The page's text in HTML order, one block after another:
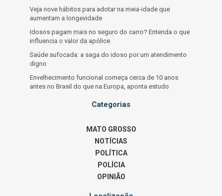
Veja nove hábitos para adotar na meia-idade que
aumentam a longevidade
Idosos pagam mais no seguro do carro? Entenda o que
influencia o valor da apólice
Saúde sufocada: a saga do idoso por um atendimento
digno
Envelhecimento funcional começa cerca de 10 anos
antes no Brasil do que na Europa, aponta estudo
Categorias
MATO GROSSO
NOTÍCIAS
POLÍTICA
POLÍCIA
OPINIÃO